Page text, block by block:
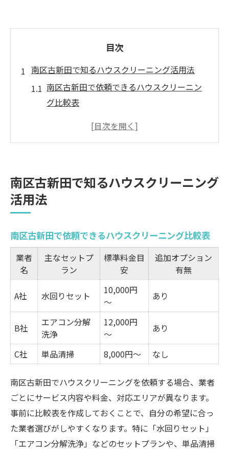
目次
南区古新田で知るハウスクリーニング活用法
南区古新田で依頼できるハウスクリーニン
グ比較表
ハウスクリーニングを賢く使うための基本
ハウスクリーニングの特徴を南区古新田で確認
南区古新田のハウスクリーニング内容一覧
水回りやエアコン清掃のポイント
ハウスクリーニングのオプション比較
利用者が感じる特徴とメリット紹介
効率よく利用する南区古新田の清掃サービス
効率重視なら知りたいハウスクリーニング
活用法
南区古新田で予約しやすいサービス比較
時間帯別におすすめの利用方法
複数箇所まとめて依頼するコツ
忙しい方に便利な清掃プランの選び方
住まいを快適に保つハウスクリーニング選び
快適な住まいを保つハウスクリーニングの
選び方
南区古新田で知るハウスクリーニング
活用法
南区古新田で依頼できるハウスクリーニング比較表
業者
名
主なセットプ
ラン
標準料金目
安
追加オプション
有無
A社 水回りセット
10,000円
～
あり
B社
エアコン分解
洗浄
12,000円
～
あり
C社 単品清掃 8,000円～ なし
南区古新田でハウスクリーニングを依頼する場合、業者
ごとにサービス内容や料金、対応エリアが異なります。
事前に比較表を作成しておくことで、自分の希望に合っ
た業者選びがしやすくなります。特に「水回りセット」
「エアコン分解洗浄」などのセットプランや、単品清掃